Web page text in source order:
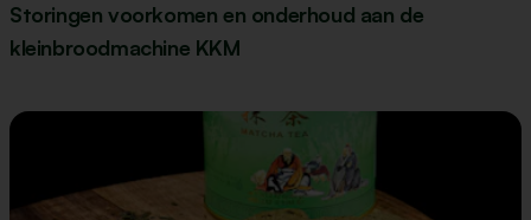
Storingen voorkomen en onderhoud aan de
kleinbroodmachine KKM